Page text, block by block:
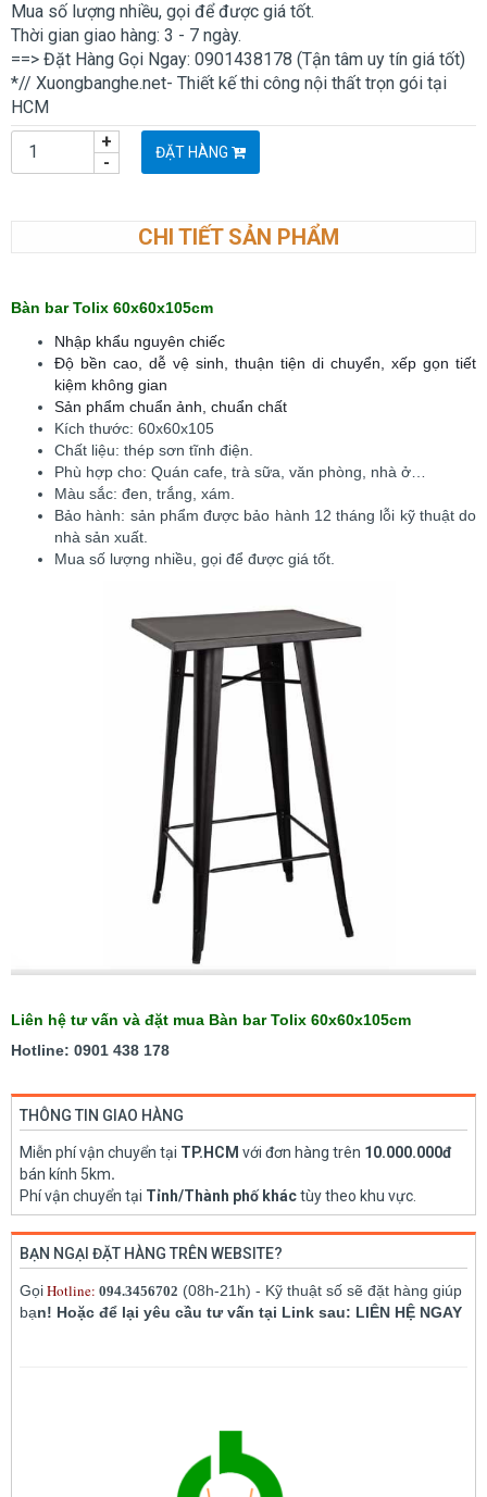
Mua số lượng nhiều, gọi để được giá tốt.
Thời gian giao hàng: 3 - 7 ngày.
==> Đặt Hàng Gọi Ngay: 0901438178 (Tận tâm uy tín giá tốt)
*// Xuongbanghe.net- Thiết kế thi công nội thất trọn gói tại
HCM
-
+ ĐẶT HÀNG
CHI TIẾT SẢN PHẨM
Bàn bar Tolix 60x60x105cm
Nhập khẩu nguyên chiếc
Độ bền cao, dễ vệ sinh, thuận tiện di chuyển, xếp gọn tiết
kiệm không gian
Sản phẩm chuẩn ảnh, chuẩn chất
Kích thước: 60x60x105
Chất liệu: thép sơn tĩnh điện.
Phù hợp cho: Quán cafe, trà sữa, văn phòng, nhà ở…
Màu sắc: đen, trắng, xám.
Bảo hành: sản phẩm được bảo hành 12 tháng lỗi kỹ thuật do
nhà sản xuất.
Mua số lượng nhiều, gọi để được giá tốt.
Liên hệ tư vấn và đặt mua Bàn bar Tolix 60x60x105cm
Hotline: 0901 438 178
THÔNG TIN GIAO HÀNG
Miễn phí vận chuyển tại TP.HCM với đơn hàng trên 10.000.000đ
bán kính 5km.
Phí vận chuyển tại Tỉnh/Thành phố kháctùy theo khu vực.
BẠN NGẠI ĐẶT HÀNG TRÊN WEBSITE?
GọiHotline: 094.3456702 (08h-21h) - Kỹ thuật số sẽ đặt hàng giúp
bạn! Hoặc để lại yêu cầu tư vấn tại Link sau: LIÊN HỆ NGAY